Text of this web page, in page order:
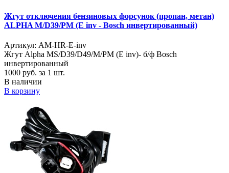
Жгут отключения бензиновых форсунок (пропан, метан)
ALPHA M/D39/PM (E inv - Bosch инвертированный)
Артикул: AM-HR-E-inv
Жгут Alpha MS/D39/D49/M/PM (E inv)- б/ф Bosch
инвертированный
1000 руб. за 1 шт.
В наличии
В корзину